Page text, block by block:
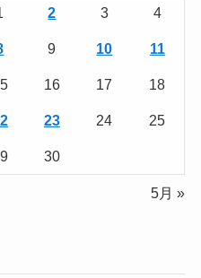
2 3 4
9 10 11
16 17 18
23 24 25
30
5月 »